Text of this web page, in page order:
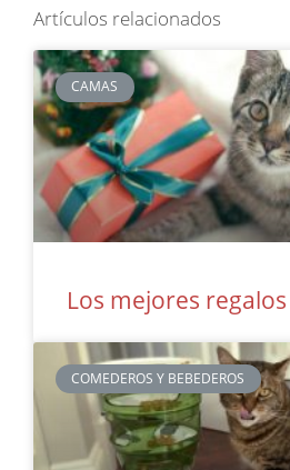
Artículos relacionados
CAMAS
Los mejores
COMEDEROS Y BEBEDEROS